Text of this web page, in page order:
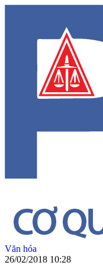
Văn hóa
26/02/2018 10:28